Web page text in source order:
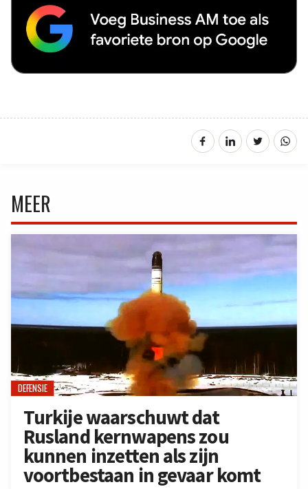
MEER
DEFENSIE
Turkije waarschuwt dat
Rusland kernwapens zou
kunnen inzetten als zijn
voortbestaan in gevaar komt